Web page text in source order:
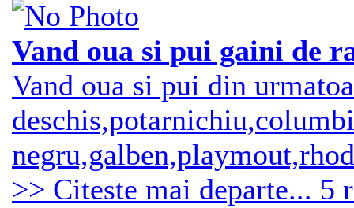
Vand oua si pui gaini de
Vand oua si pui din
>> Citeste mai departe... 5